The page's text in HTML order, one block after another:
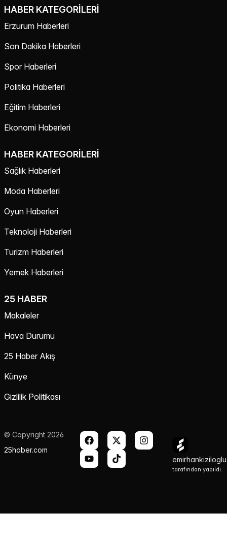
HABER KATEGORILERI
Erzurum Haberleri
Son Dakika Haberleri
Spor Haberleri
Politika Haberleri
Eğitim Haberleri
Ekonomi Haberleri
HABER KATEGORILERI
Sağlık Haberleri
Moda Haberleri
Oyun Haberleri
Teknoloji Haberleri
Turizm Haberleri
Yemek Haberleri
25 HABER
Makaleler
Hava Durumu
25 Haber Akış
Künye
Gizlilik Politikası
© Copyright 2026
25haber.com
tarafından yapıldı.